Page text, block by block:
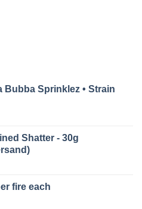
Bubba Sprinklez • Strain
Shatter - 30g
fire each